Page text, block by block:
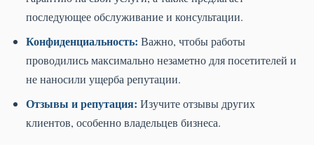
последующее обслуживание и консультации.
Конфиденциальность: Важно, чтобы работы
проводились максимально незаметно для посетителей и
не наносили ущерба репутации.
Отзывы и репутация: Изучите отзывы других
клиентов, особенно владельцев бизнеса.